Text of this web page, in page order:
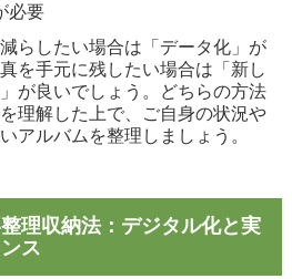
必要
らしたい場合は「データ化」が
を手元に残したい場合は「新し
が良いでしょう。どちらの方法
理解した上で、ご自身の状況や
アルバムを整理しましょう。
理収納法：デジタル化と実
ス